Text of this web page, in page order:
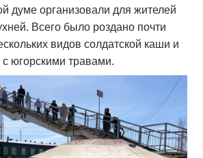
думе организовали для жителей
Всего было роздано почти
видов солдатской каши и
с югорскими травами.